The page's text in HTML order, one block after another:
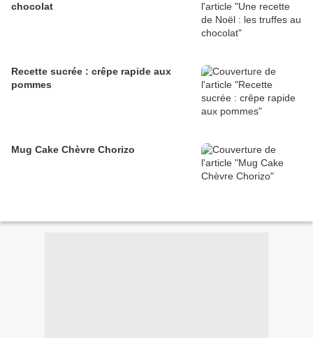
chocolat
Recette sucrée : crêpe rapide aux
pommes
Mug Cake Chèvre Chorizo